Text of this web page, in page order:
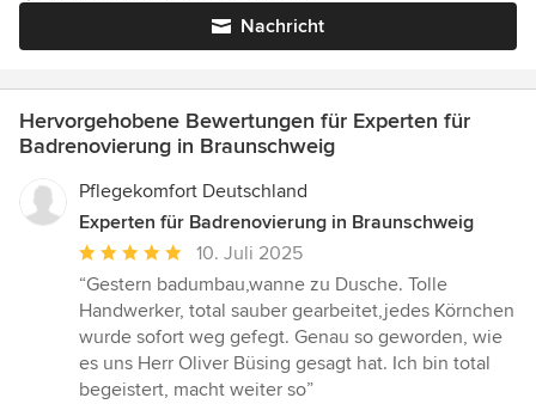
Nachricht
Hervorgehobene Bewertungen für Experten für
Badrenovierung in Braunschweig
Pflegekomfort Deutschland
Experten für Badrenovierung in Braunschweig
Durchschnittliche
Bewertung:
5
von
5
Sternen
10. Juli 2025
“Gestern badumbau,wanne zu Dusche. Tolle
Handwerker, total sauber gearbeitet,jedes Körnchen
wurde sofort weg gefegt. Genau so geworden, wie
es uns Herr Oliver Büsing gesagt hat. Ich bin total
begeistert, macht weiter so”